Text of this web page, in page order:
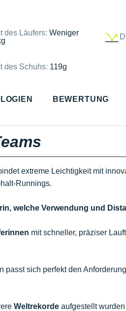
des Läufers:Weniger
des Schuhs: 119g
BEWERTUNG
extreme Leichtigkeit mit
Runnings.
welche Verwendung und
mit schneller, präziser
passt sich perfekt den
Weltrekorde aufgestellt